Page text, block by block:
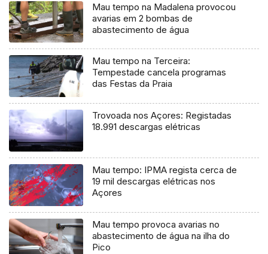
Mau tempo na Madalena provocou
avarias em 2 bombas de
abastecimento de água
Mau tempo na Terceira:
Tempestade cancela programas
das Festas da Praia
Trovoada nos Açores: Registadas
18.991 descargas elétricas
Mau tempo: IPMA regista cerca de
19 mil descargas elétricas nos
Açores
Mau tempo provoca avarias no
abastecimento de água na ilha do
Pico